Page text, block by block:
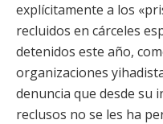
explícitamente a los
recluidos en cárceles
detenidos este año,
organizaciones
denuncia que desde su
reclusos no se les ha